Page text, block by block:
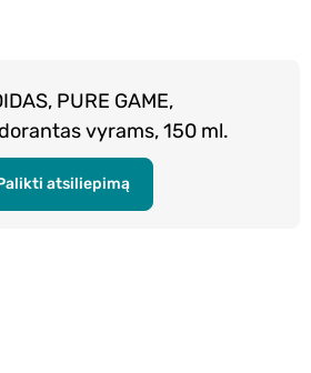
PURE GAME,
vyrams, 150 ml.
atsiliepimą